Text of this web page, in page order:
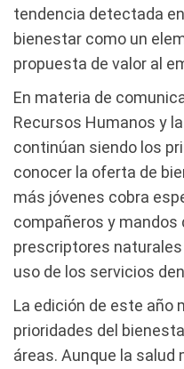
tendencia detectada
bienestar como un
propuesta de valor al
En materia de
Recursos Humanos y
continúan siendo los
conocer la oferta de
más jóvenes cobra
compañeros y
prescriptores
uso de los servicios
La edición de este año
prioridades del
áreas. Aunque la salud